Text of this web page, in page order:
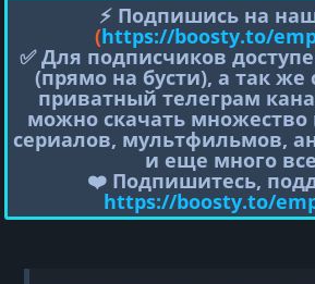
⚡️ Подпишись на
(https://boosty.to/
✅ Для подписчиков
(прямо на бусти), а так
приватный телеграм
можно скачать
сериалов, мультфильмов,
и еще много
❤️ Подпишитесь,
https://boosty.to/